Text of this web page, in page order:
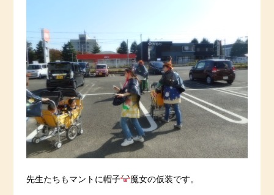
先生たちもマントに帽子 魔女の仮装です。